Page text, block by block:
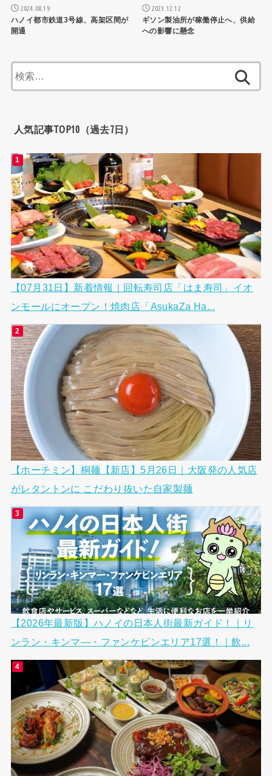
2024.08.19
ハノイ都市鉄道3号線、高架区間が
開通
2023.12.12
ギソン製油所が稼働停止へ、供給
への影響に懸念
索:
人気記事TOP10（過去7日）
【07月31日】新着情報｜回転寿司店「はま寿司」イオ
ンモールにオープン！焼肉店「AsukaZa Ha...
【ホーチミン】桐麺【新店】5月26日｜大阪発の人気店
がレタントンに こだわり抜いた自家製麺
【2026年最新版】ハノイの日本人街最新ガイド！｜リ
ンラン・キンマ―・ファンケビンエリア17選！｜飲...